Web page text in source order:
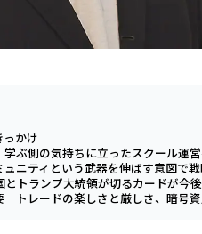
かけ
ぶ側の気持ちに立ったスクール運
ニティという武器を伸ばす意図で
トランプ大統領が切るカードが今
トレードの楽しさと厳しさ、暗号